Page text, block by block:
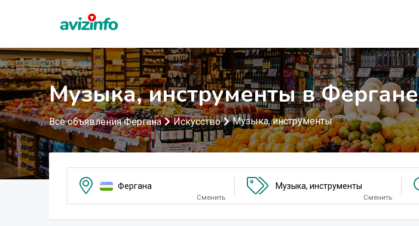
Музыка, инструменты в Фергане
Все объявления Фергана Искусство Музыка, инструменты
Фергана
Сменить
Музыка, инструменты
Сменить